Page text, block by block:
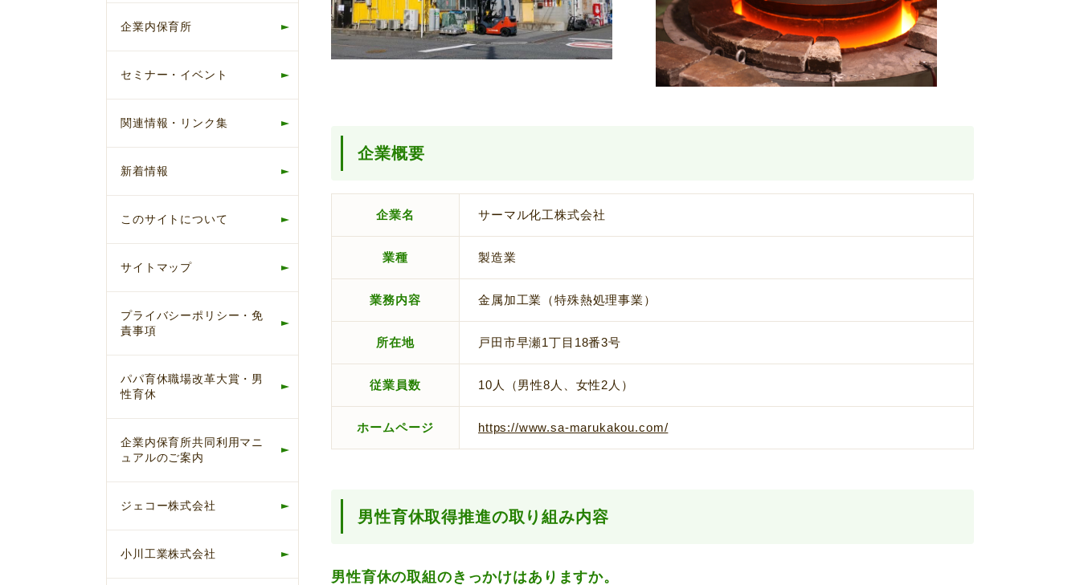
企業内保育所
セミナー・イベント
関連情報・リンク集
新着情報
このサイトについて
サイトマップ
プライバシーポリシー・免
責事項
パパ育休職場改革大賞・男
性育休
企業内保育所共同利用マニ
ュアルのご案内
ジェコー株式会社
小川工業株式会社
企業概要
企業名 サーマル化工株式会社
業種 製造業
業務内容 金属加工業（特殊熱処理事業）
所在地 戸田市早瀬1丁目18番3号
従業員数 10人（男性8人、女性2人）
ホームページ https://www.sa-marukakou.com/
男性育休取得推進の取り組み内容
男性育休の取組のきっかけはありますか。